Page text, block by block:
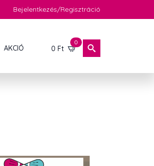
Bejelentkezés/Regisztráció
AKCIÓ 0 Ft
0